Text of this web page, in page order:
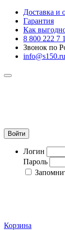
Доставка и
Гарантия
Как
8 800 222 7
Звонок по
info@s150.ru
Войти
Логин
Пароль
Корзина